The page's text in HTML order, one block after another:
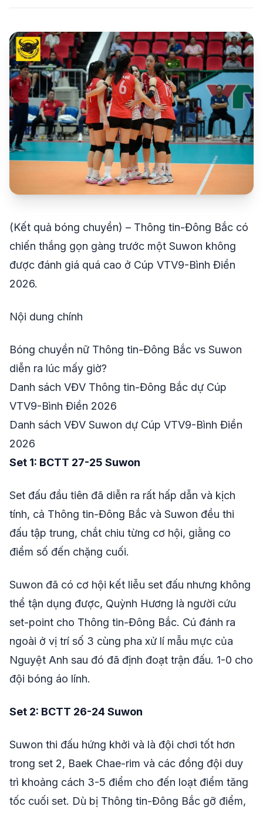
(Kết quả bóng chuyền) – Thông tin-Đông Bắc có
chiến thắng gọn gàng trước một Suwon không
được đánh giá quá cao ở Cúp VTV9-Bình Điền
2026.
Nội dung chính
Bóng chuyền nữ Thông tin-Đông Bắc vs Suwon
diễn ra lúc mấy giờ?
Danh sách VĐV Thông tin-Đông Bắc dự Cúp
VTV9-Bình Điền 2026
Danh sách VĐV Suwon dự Cúp VTV9-Bình Điền
2026
Set 1: BCTT 27-25 Suwon
Set đấu đầu tiên đã diễn ra rất hấp dẫn và kịch
tính, cả Thông tin-Đông Bắc và Suwon đều thi
đấu tập trung, chắt chiu từng cơ hội, giằng co
điểm số đến chặng cuối.
Suwon đã có cơ hội kết liễu set đấu nhưng không
thể tận dụng được, Quỳnh Hương là người cứu
set-point cho Thông tin-Đông Bắc. Cú đánh ra
ngoài ở vị trí số 3 cùng pha xử lí mẫu mực của
Nguyệt Anh sau đó đã định đoạt trận đấu. 1-0 cho
đội bóng áo lính.
Set 2: BCTT 26-24 Suwon
Suwon thi đấu hứng khởi và là đội chơi tốt hơn
trong set 2, Baek Chae-rim và các đồng đội duy
trì khoảng cách 3-5 điểm cho đến loạt điểm tăng
tốc cuối set. Dù bị Thông tin-Đông Bắc gỡ điểm,